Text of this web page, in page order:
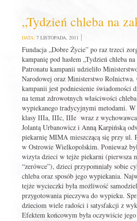
„Tydzień chleba na
DATA: 7 LISTOPADA, 2011
Fundacja „Dobre Życie” po raz trzeci
kampanię pod hasłem „Tydzień chleba na
Patronatu kampanii udzieliło
Narodowej oraz Ministerstwo Rolnictwa.
kampanii jest podniesienie świadomości
na temat zdrowotnych właściwości
wypiekanego tradycyjnymi metodami.
klasy IIIa, IIIc, IIIe wraz z
Jolantą Urbanowicz i Anną Karpińską
piekarnię MIMA mieszczącą się przy ul.
w Ostrowie Wielkopolskim. Ponieważ
wizyta dzieci w tejże piekarni (pierwsza
“zerówce”), dzieci przypomniały sobie
chleba oraz sposób jego wypiekania.
tejże wycieczki była możliwość
przygotowania pieczywa do wypieku.
dzieciom wiele radości i satysfakcji z
Efektem końcowym była oczywiście jego